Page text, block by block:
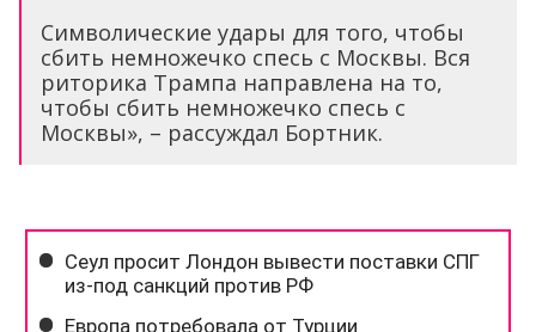
Символические удары для того, чтобы
сбить немножечко спесь с Москвы. Вся
риторика Трампа направлена на то,
чтобы сбить немножечко спесь с
Москвы», – рассуждал Бортник.